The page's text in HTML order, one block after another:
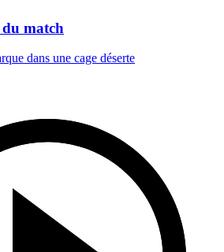
du match
dans une cage déserte